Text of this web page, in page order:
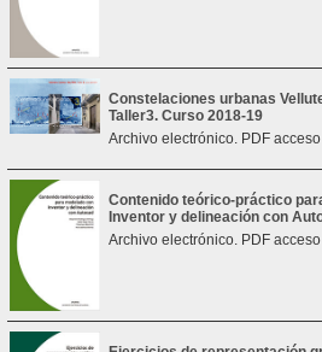
Constelaciones urbanas
Taller3. Curso 2018-19
Archivo electrónico. PDF
Contenido teórico-práctico
Inventor y delineación con
Archivo electrónico. PDF